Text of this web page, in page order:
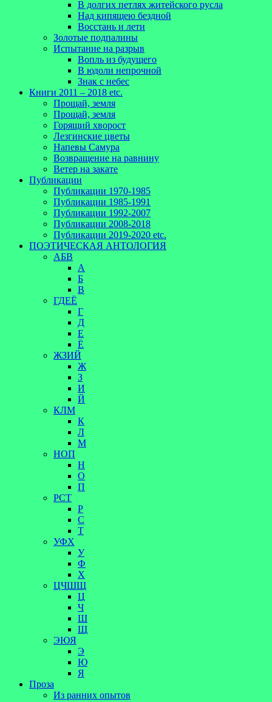
В долгих петлях житейского русла
Над кипящею бездной
Восстань и лети
Золотые подпалины
Испытание на разрыв
Вопль из будущего
В юдоли непрочной
Знак с небес
Книги 2011 – 2018 etc.
Прощай, земля
Прощай, земля
Горящий хворост
Лезгинские цветы
Напевы Самура
Возвращение на равнину
Ветер на закате
Публикации
Публикации 1970-1985
Публикации 1985-1991
Публикации 1992-2007
Публикации 2008-2018
Публикации 2019-2020 etc.
ПОЭТИЧЕСКАЯ АНТОЛОГИЯ
АБВ
А
Б
В
ГДЕЁ
Г
Д
Е
Ё
ЖЗИЙ
Ж
З
И
Й
КЛМ
К
Л
М
НОП
Н
О
П
РСТ
Р
С
Т
УФХ
У
Ф
Х
ЦЧШЩ
Ц
Ч
Ш
Щ
ЭЮЯ
Э
Ю
Я
Проза
Из ранних опытов